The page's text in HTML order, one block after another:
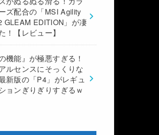
ズ配合の「MSI Agility
GLEAM EDITION」が凄
！【レビュー】
機能』が極悪すぎる！
ルセンスにそっくりな
新版の「P4」がレギュ
ョンぎりぎりすぎるｗ